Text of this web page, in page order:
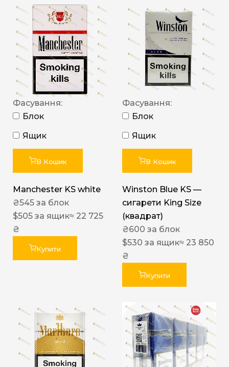
Фасування:
Блок
Ящик
В Кошик
Manchester KS white
₴545 за блок
$505 за ящик≈ 22 725
₴
Купити
Фасування:
Блок
Ящик
В Кошик
Winston Blue KS —
сигарети King Size
(квадрат)
₴600 за блок
$530 за ящик≈ 23 850
₴
Купити